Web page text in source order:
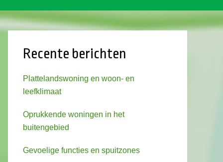
Recente berichten
Plattelandswoning en woon- en
leefklimaat
Oprukkende woningen in het
buitengebied
Gevoelige functies en spuitzones